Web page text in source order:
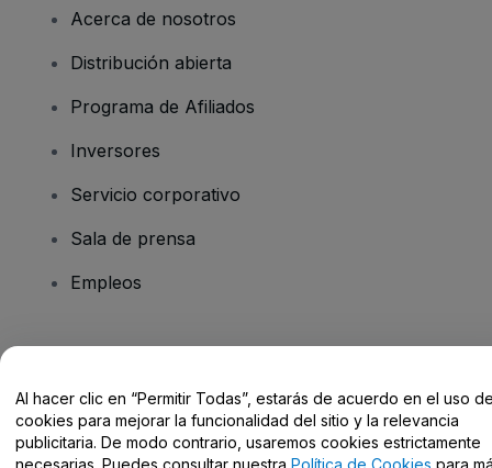
Acerca de nosotros
Distribución abierta
Programa de Afiliados
Inversores
Servicio corporativo
Sala de prensa
Empleos
Centro de Ayuda / Contacto
Al hacer clic en “Permitir Todas”, estarás de acuerdo en el uso
cookies para mejorar la funcionalidad del sitio y la relevancia
publicitaria. De modo contrario, usaremos cookies estrictamente
necesarias. Puedes consultar nuestra Política de Cookies para